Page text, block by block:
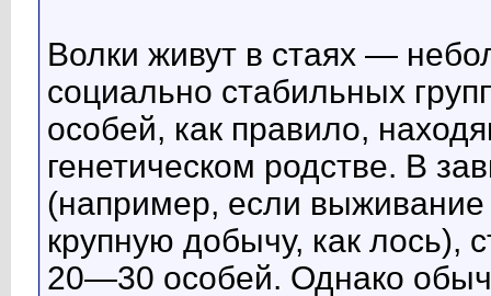
Волки живут в стаях —
социально стабильных
особей, как правило,
генетическом родстве. В
(например, если выживание
крупную добычу, как лось),
20—30 особей. Однако